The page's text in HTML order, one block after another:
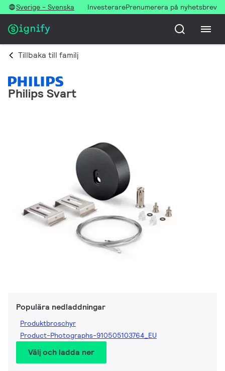
Sverige - Svenska InvesterarePrenumerera på nyhetsbrev
Tillbaka till familj
Philips Svart
Populära nedladdningar
Produktbroschyr
Product-Photographs-910505103764_EU
Välj och ladda ner